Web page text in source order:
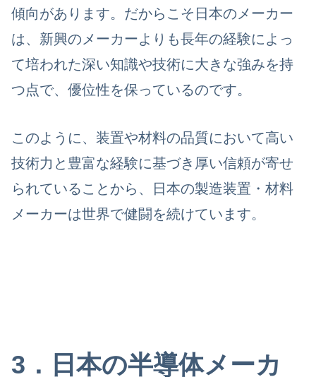
傾向があります。だからこそ日本のメーカー
は、 新興のメーカーよりも長年の経験によっ
て培われた深い知識や技術に大きな強みを持
つ点で、優位性を保っているのです。
このように、 装置や材料の品質において高い
技術力と豊富な経験に基づき厚い信頼が寄せ
られていることから、日本の製造装置・材料
メーカーは世界で健闘を続けています。
3．日本の半導体メーカ